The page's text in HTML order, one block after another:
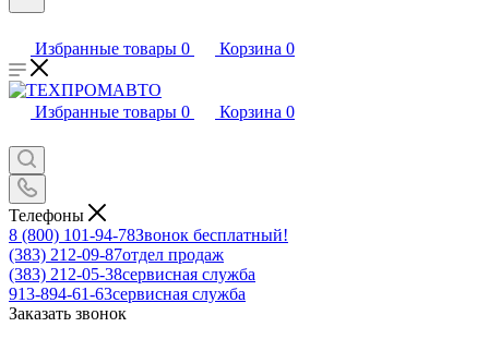
Избранные товары 0 Корзина 0
Избранные товары 0 Корзина 0
Телефоны
8 (800) 101-94-78Звонок бесплатный!
(383) 212-09-87отдел продаж
(383) 212-05-38сервисная служба
913-894-61-63сервисная служба
Заказать звонок